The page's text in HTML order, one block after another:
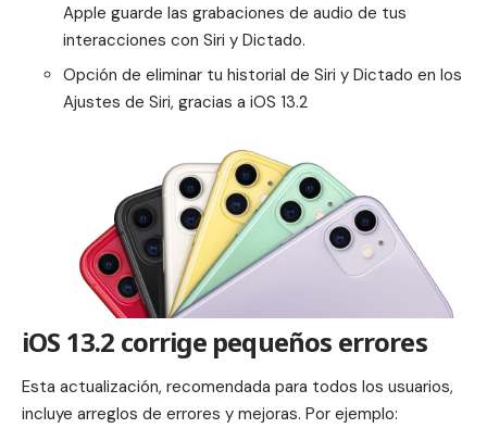
Apple guarde las grabaciones de audio de tus
interacciones con Siri y Dictado.
Opción de eliminar tu historial de Siri y Dictado en los
Ajustes de Siri, gracias a iOS 13.2
iOS 13.2 corrige pequeños errores
Esta actualización, recomendada para todos los usuarios,
incluye arreglos de errores y mejoras. Por ejemplo: